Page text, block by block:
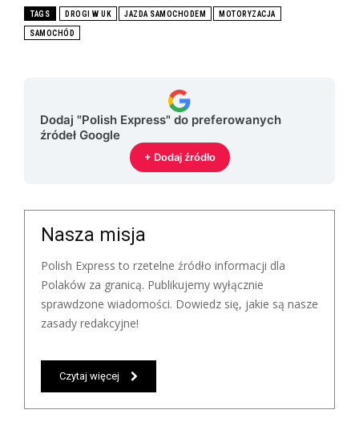
TAGS DROGI W UK JAZDA SAMOCHODEM MOTORYZACJA
SAMOCHÓD
Dodaj "Polish Express" do preferowanych
źródeł Google
+ Dodaj źródło
Nasza misja
Polish Express to rzetelne źródło informacji dla
Polaków za granicą. Publikujemy wyłącznie
sprawdzone wiadomości. Dowiedz się, jakie są nasze
zasady redakcyjne!
Czytaj więcej